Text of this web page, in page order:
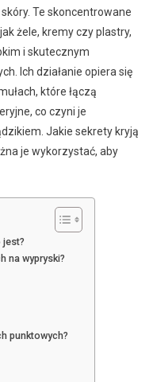
Te skoncentrowane
żele, kremy czy plastry,
i skutecznym
Ich działanie opiera się
które łączą
co czyni je
Jakie sekrety kryją
je wykorzystać, aby
jest?
na wypryski?
punktowych?